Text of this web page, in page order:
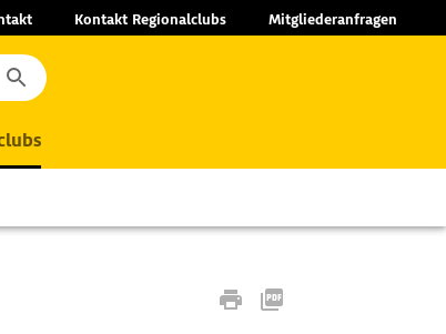
Kontakt Regionalclubs Mitgliederanfragen